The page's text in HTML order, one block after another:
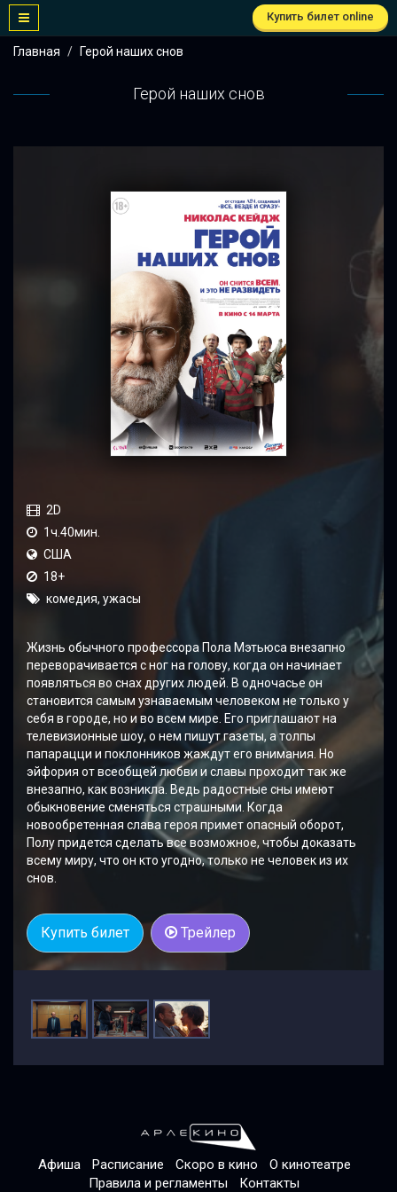
Купить билет online
Главная Герой наших снов
Герой наших снов
2D
1ч.40мин.
США
18+
комедия, ужасы
Жизнь обычного профессора Пола Мэтьюса внезапно
переворачивается с ног на голову, когда он начинает
появляться во снах других людей. В одночасье он
становится самым узнаваемым человеком не только у
себя в городе, но и во всем мире. Его приглашают на
телевизионные шоу, о нем пишут газеты, а толпы
папарацци и поклонников жаждут его внимания. Но
эйфория от всеобщей любви и славы проходит так же
внезапно, как возникла. Ведь радостные сны имеют
обыкновение сменяться страшными. Когда
новообретенная слава героя примет опасный оборот,
Полу придется сделать все возможное, чтобы доказать
всему миру, что он кто угодно, только не человек из их
снов.
Купить билет Трейлер
Афиша Расписание Скоро в кино
О кинотеатре
Правила и регламенты
Контакты